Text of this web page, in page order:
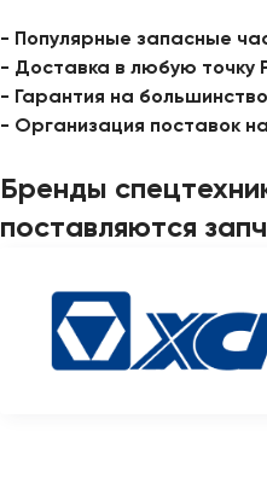
- Популярные запасные
- Доставка в любую точку
- Гарантия на
- Организация поставок
Бренды
поставляются